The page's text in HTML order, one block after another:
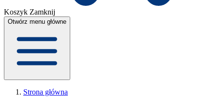
Koszyk Zamknij
Otwórz menu główne
Strona główna